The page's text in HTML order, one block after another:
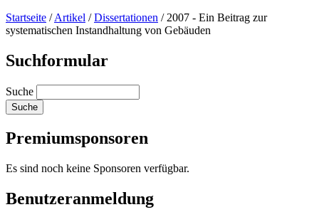
Startseite /Artikel /Dissertationen / 2007 - Ein Beitrag zur
systematischen Instandhaltung von Gebäuden
Suchformular
Suche
Premiumsponsoren
Es sind noch keine Sponsoren verfügbar.
Benutzeranmeldung